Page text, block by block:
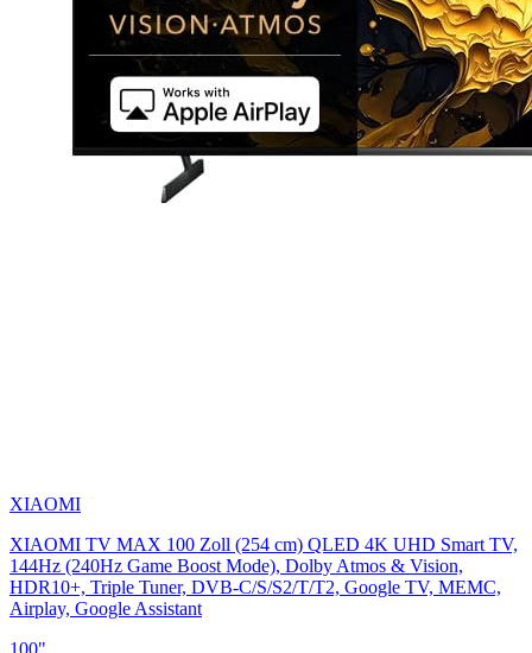
XIAOMI
XIAOMI TV MAX 100 Zoll (254 cm) QLED 4K UHD Smart TV,
144Hz (240Hz Game Boost Mode), Dolby Atmos & Vision,
HDR10+, Triple Tuner, DVB-C/S/S2/T/T2, Google TV, MEMC,
Airplay, Google Assistant
100"